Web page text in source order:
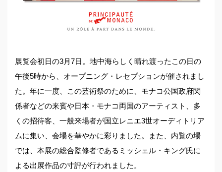
展覧会初日の3月7日。地中海らしく晴れ渡ったこの日の
午後5時から、オープニング・レセプションが催されまし
た。年に一度、この芸術祭のために、モナコ公国政府関
係者などの来賓や日本・モナコ両国のアーティスト、多
くの招待客、一般来場者が国立レニエ3世オーディトリア
ムに集い、会場を華やかに彩りました。また、内覧の場
では、本展の総合監修者であるミッシェル・キング氏に
よる出展作品の寸評が行われました。